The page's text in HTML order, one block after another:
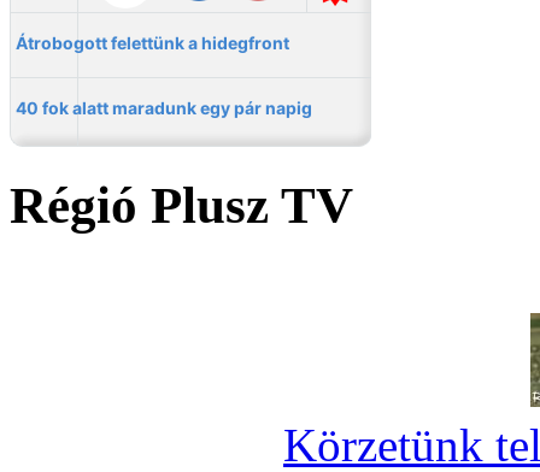
Régió Plusz TV
Körzetünk